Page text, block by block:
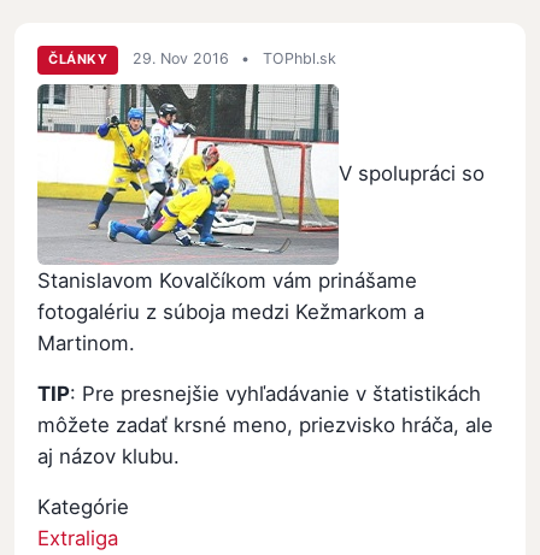
ČLÁNKY 29. Nov 2016 • TOPhbl.sk
V spolupráci so
Stanislavom Kovalčíkom vám prinášame
fotogalériu z súboja medzi Kežmarkom a
Martinom.
TIP: Pre presnejšie vyhľadávanie v štatistikách
môžete zadať krsné meno, priezvisko hráča, ale
aj názov klubu.
Kategórie
Extraliga